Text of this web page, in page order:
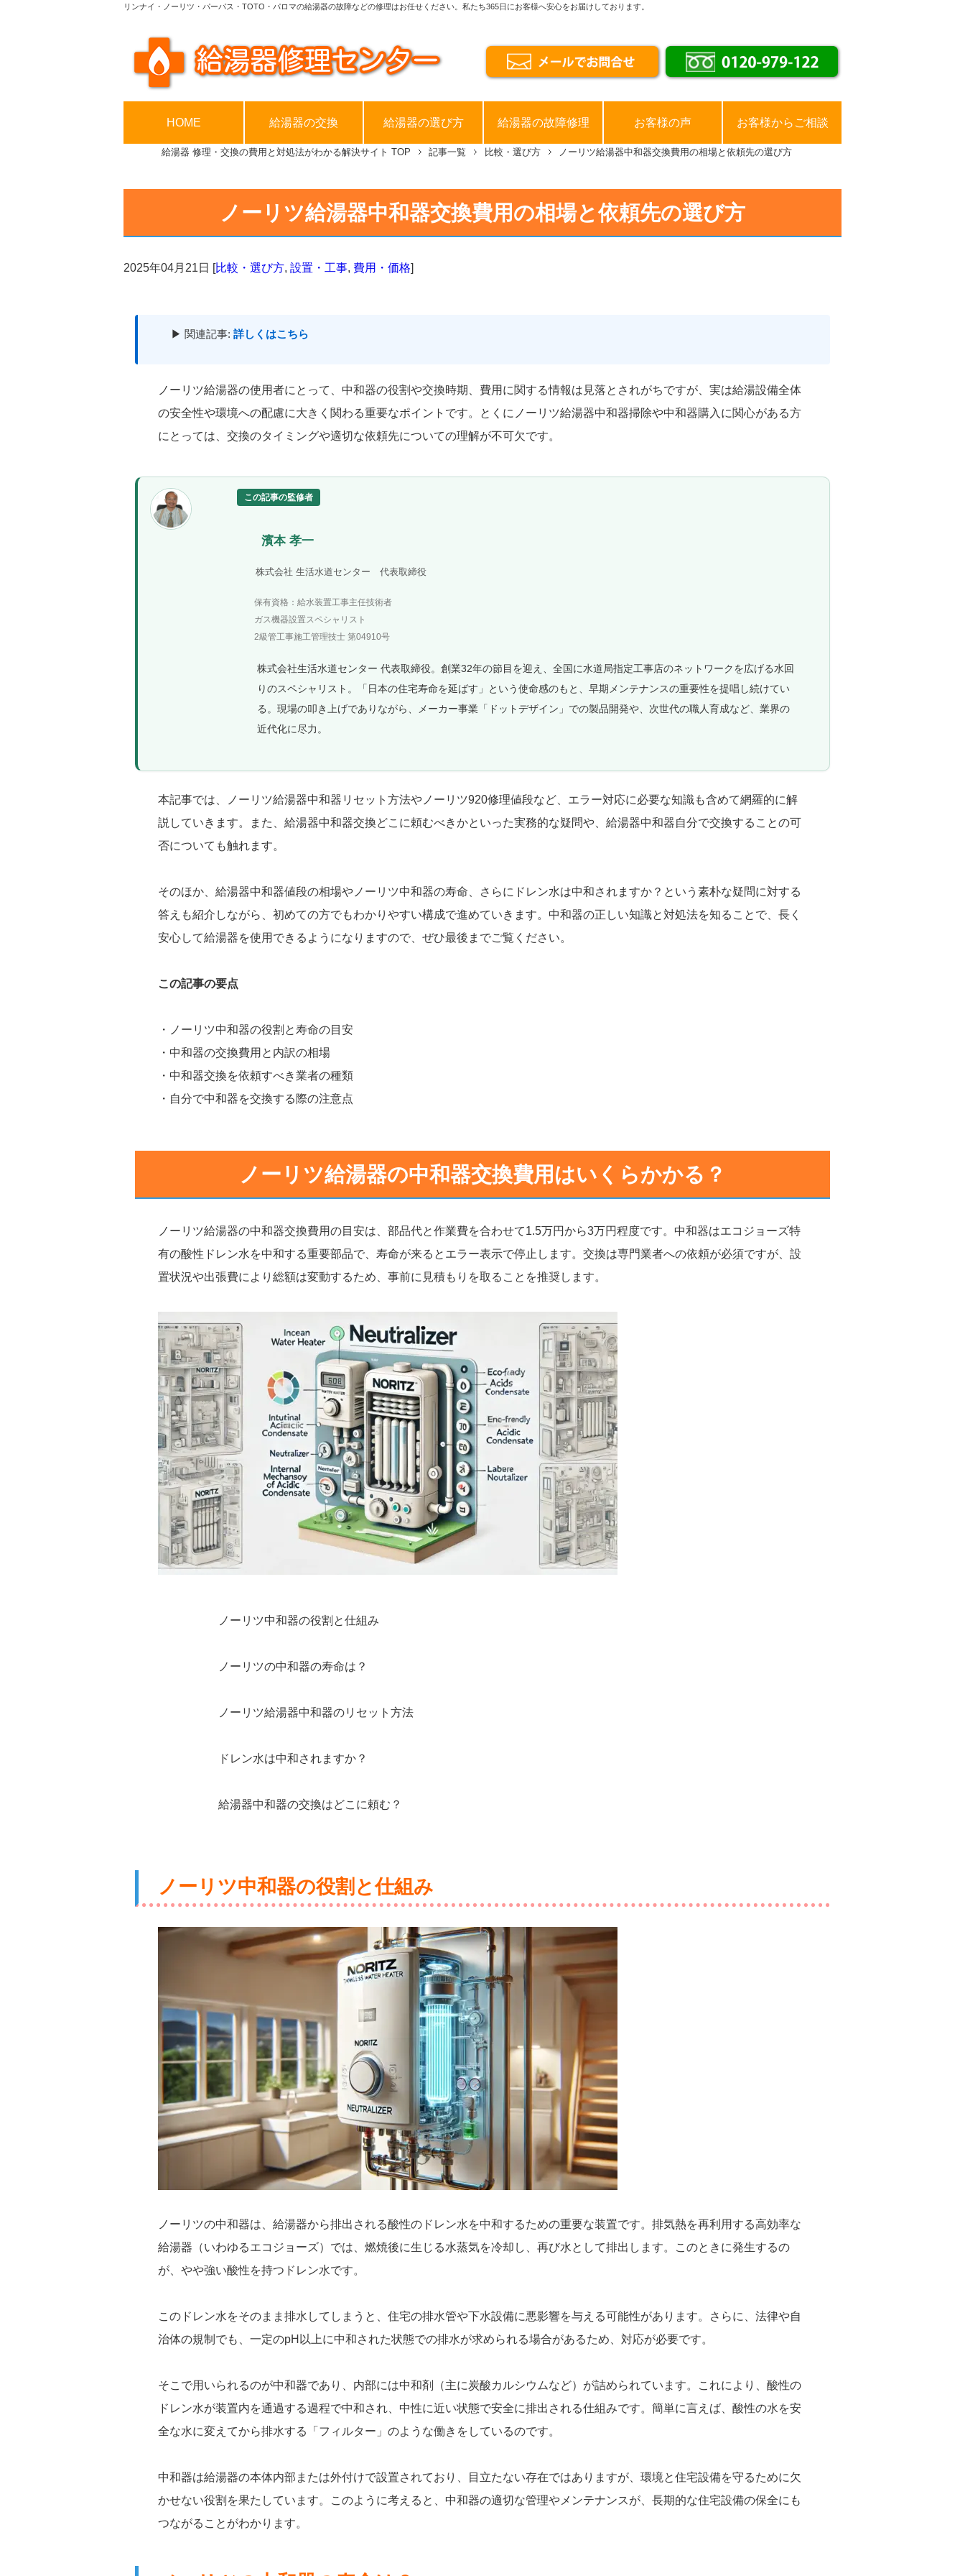
リンナイ・ノーリツ・パーパス・TOTO・パロマの給湯器の故障などの修理はお任せください。私たち365日にお客様へ安心をお届けしております。
HOME 給湯器の交換 給湯器の選び方 給湯器の故障修理 お客様の声 お客様からご相談
給湯器 修理・交換の費用と対処法がわかる解決サイト TOP 記事一覧 比較・選び方 ノーリツ給湯器中和器交換費用の相場と依頼先の選び方
ノーリツ給湯器中和器交換費用の相場と依頼先の選び方
2025年04月21日 [比較・選び方, 設置・工事, 費用・価格]
▶ 関連記事: 詳しくはこちら
ノーリツ給湯器の使用者にとって、中和器の役割や交換時期、費用に関する情報は見落とされがちですが、実は給湯設備全体
の安全性や環境への配慮に大きく関わる重要なポイントです。とくにノーリツ給湯器中和器掃除や中和器購入に関心がある方
にとっては、交換のタイミングや適切な依頼先についての理解が不可欠です。
この記事の監修者
濱本 孝一
株式会社 生活水道センター 代表取締役
保有資格：給水装置工事主任技術者
ガス機器設置スペシャリスト
2級管工事施工管理技士 第04910号
株式会社生活水道センター 代表取締役。創業32年の節目を迎え、全国に水道局指定工事店のネットワークを広げる水回
りのスペシャリスト。「日本の住宅寿命を延ばす」という使命感のもと、早期メンテナンスの重要性を提唱し続けてい
る。現場の叩き上げでありながら、メーカー事業「ドットデザイン」での製品開発や、次世代の職人育成など、業界の
近代化に尽力。
本記事では、ノーリツ給湯器中和器リセット方法やノーリツ920修理値段など、エラー対応に必要な知識も含めて網羅的に解
説していきます。また、給湯器中和器交換どこに頼むべきかといった実務的な疑問や、給湯器中和器自分で交換することの可
否についても触れます。
そのほか、給湯器中和器値段の相場やノーリツ中和器の寿命、さらにドレン水は中和されますか？という素朴な疑問に対する
答えも紹介しながら、初めての方でもわかりやすい構成で進めていきます。中和器の正しい知識と対処法を知ることで、長く
安心して給湯器を使用できるようになりますので、ぜひ最後までご覧ください。
この記事の要点
・ノーリツ中和器の役割と寿命の目安
・中和器の交換費用と内訳の相場
・中和器交換を依頼すべき業者の種類
・自分で中和器を交換する際の注意点
ノーリツ給湯器の中和器交換費用はいくらかかる？
ノーリツ給湯器の中和器交換費用の目安は、部品代と作業費を合わせて1.5万円から3万円程度です。中和器はエコジョーズ特
有の酸性ドレン水を中和する重要部品で、寿命が来るとエラー表示で停止します。交換は専門業者への依頼が必須ですが、設
置状況や出張費により総額は変動するため、事前に見積もりを取ることを推奨します。
ノーリツ中和器の役割と仕組み
ノーリツの中和器の寿命は？
ノーリツ給湯器中和器のリセット方法
ドレン水は中和されますか？
給湯器中和器の交換はどこに頼む？
ノーリツ中和器の役割と仕組み
ノーリツの中和器は、給湯器から排出される酸性のドレン水を中和するための重要な装置です。排気熱を再利用する高効率な
給湯器（いわゆるエコジョーズ）では、燃焼後に生じる水蒸気を冷却し、再び水として排出します。このときに発生するの
が、やや強い酸性を持つドレン水です。
このドレン水をそのまま排水してしまうと、住宅の排水管や下水設備に悪影響を与える可能性があります。さらに、法律や自
治体の規制でも、一定のpH以上に中和された状態での排水が求められる場合があるため、対応が必要です。
そこで用いられるのが中和器であり、内部には中和剤（主に炭酸カルシウムなど）が詰められています。これにより、酸性の
ドレン水が装置内を通過する過程で中和され、中性に近い状態で安全に排出される仕組みです。簡単に言えば、酸性の水を安
全な水に変えてから排水する「フィルター」のような働きをしているのです。
中和器は給湯器の本体内部または外付けで設置されており、目立たない存在ではありますが、環境と住宅設備を守るために欠
かせない役割を果たしています。このように考えると、中和器の適切な管理やメンテナンスが、長期的な住宅設備の保全にも
つながることがわかります。